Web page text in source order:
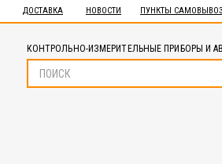
ДОСТАВКА НОВОСТИ ПУНКТЫ
КОНТРОЛЬНО-ИЗМЕРИТЕЛЬНЫЕ ПРИБОРЫ И